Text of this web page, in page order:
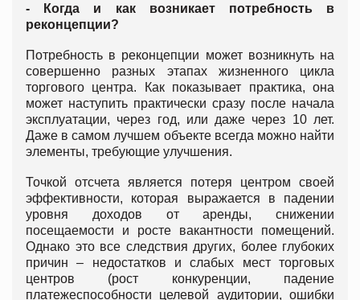
- Когда и как возникает потребность в
реконцепции?
Потребность в реконцепции может возникнуть на
совершенно разных этапах жизненного цикла
торгового центра. Как показывает практика, она
может наступить практически сразу после начала
эксплуатации, через год, или даже через 10 лет.
Даже в самом лучшем объекте всегда можно найти
элементы, требующие улучшения.
Точкой отсчета является потеря центром своей
эффективности, которая выражается в падении
уровня доходов от аренды, снижении
посещаемости и росте вакантности помещений.
Однако это все следствия других, более глубоких
причин – недостатков и слабых мест торговых
центров (рост конкуренции, падение
платежеспособности целевой аудитории, ошибки